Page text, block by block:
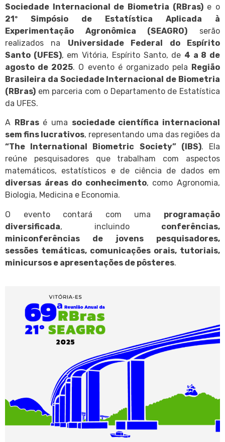
Sociedade Internacional de Biometria (RBras)e o
21º Simpósio de Estatística Aplicada à
Experimentação Agronômica (SEAGRO) serão
realizados na Universidade Federal do Espírito
Santo (UFES), em Vitória, Espírito Santo, de 4 a 8 de
agosto de 2025. O evento é organizado pela Região
Brasileira da Sociedade Internacional de Biometria
(RBras) em parceria com o Departamento de Estatística
da UFES.
A RBrasé uma sociedade científica internacional
sem fins lucrativos, representando uma das regiões da
“The International Biometric Society” (IBS). Ela
reúne pesquisadoresque trabalham com aspectos
matemáticos, estatísticos e de ciência de dados em
diversas áreas do conhecimento, comoAgronomia,
Biologia, Medicina e Economia.
O evento contará com uma programação
diversificada, incluindo conferências,
miniconferências de jovens pesquisadores,
sessões temáticas, comunicações orais, tutoriais,
minicursos e apresentações de pôsteres.